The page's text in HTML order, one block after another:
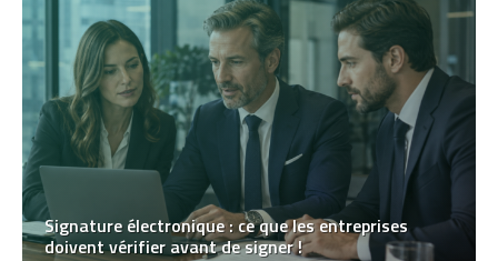
Signature électronique : ce que les entreprises
doivent vérifier avant de signer !